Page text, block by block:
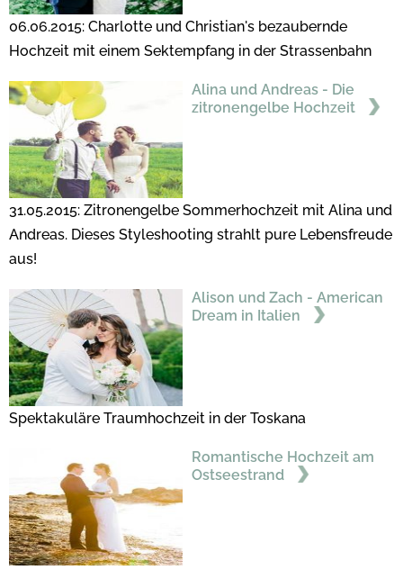
06.06.2015: Charlotte und Christian's bezaubernde
Hochzeit mit einem Sektempfang in der Strassenbahn
Alina und Andreas - Die
zitronengelbe Hochzeit
31.05.2015: Zitronengelbe Sommerhochzeit mit Alina und
Andreas. Dieses Styleshooting strahlt pure Lebensfreude
aus!
Alison und Zach - American
Dream in Italien
Spektakuläre Traumhochzeit in der Toskana
Romantische Hochzeit am
Ostseestrand